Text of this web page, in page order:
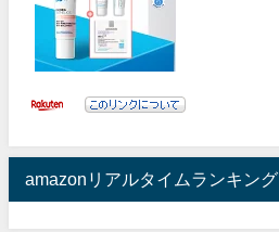
amazonリアルタイムランキング